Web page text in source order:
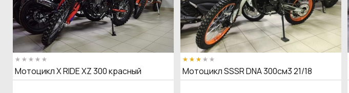
Мотоцикл X RIDE XZ 300 красный Мотоцикл SSSR DNA 300см3 21/18